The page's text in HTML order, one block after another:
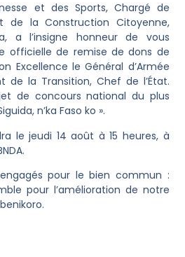
et des Sports, Chargé de
de la Construction Citoyenne,
a l’insigne honneur de vous
officielle de remise de dons de
Excellence le Général d’Armée
de la Transition, Chef de l’État.
de concours national du plus
n’ka Faso ko ».
le jeudi 14 août à 15 heures, à
pour le bien commun :
pour l’amélioration de notre